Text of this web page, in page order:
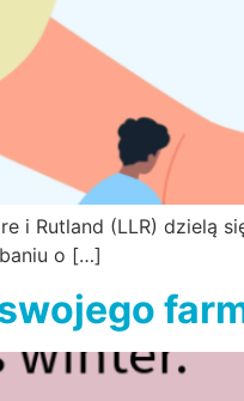
i Rutland (LLR) dzielą
o […]